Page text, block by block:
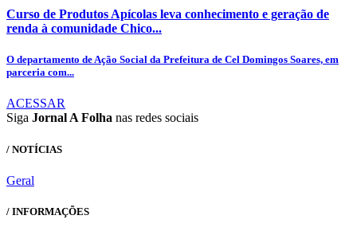
Curso de Produtos Apícolas leva conhecimento e geração de
renda à comunidade Chico...
O departamento de Ação Social da Prefeitura de Cel Domingos Soares, em
parceria com...
ACESSAR
Siga Jornal A Folha nas redes sociais
/ NOTÍCIAS
Geral
/ INFORMAÇÕES